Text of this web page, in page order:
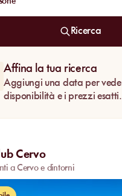
Ricerca
Affina la tua ricerca
Aggiungi una data per
disponibilità e i prezzi esatti.
Cervo
a Cervo e dintorni